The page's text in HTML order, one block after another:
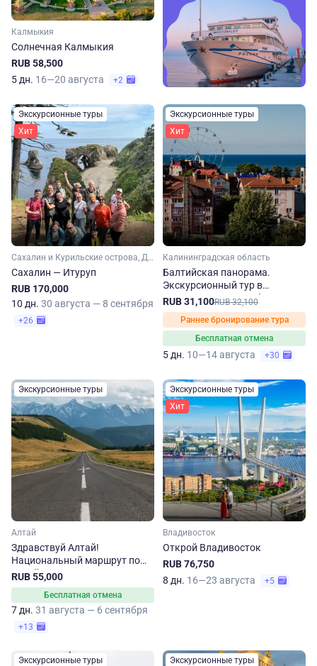
Калмыкия
Солнечная Калмыкия
RUB 58,500
5 дн. 16—20 августа +2
Экскурсионные туры
Хит
Сахалин и Курильские острова, Дальний Восток
Сахалин — Итуруп
RUB 170,000
10 дн. 30 августа — 8 сентября
+26
Экскурсионные туры
Хит
Калининградская область
Балтийская панорама.
Экскурсионный тур в
Калининградскую область
RUB 31,100RUB 32,100
Раннее бронирование тура
Бесплатная отмена
5 дн. 10—14 августа +30
Экскурсионные туры
Алтай
Здравствуй Алтай!
Национальный маршрут по
Алтайскому краю
RUB 55,000
Бесплатная отмена
7 дн. 31 августа — 6 сентября
+13
Экскурсионные туры
Хит
Владивосток
Открой Владивосток
RUB 76,750
8 дн. 16—23 августа +5
Экскурсионные туры
Экскурсионные туры